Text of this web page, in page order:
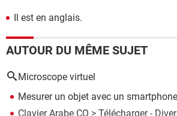
Il est en anglais.
AUTOUR DU MÊME SUJET
Microscope virtuel
Mesurer un objet avec un smartphone
Clavier Arabe CO > Télécharger -